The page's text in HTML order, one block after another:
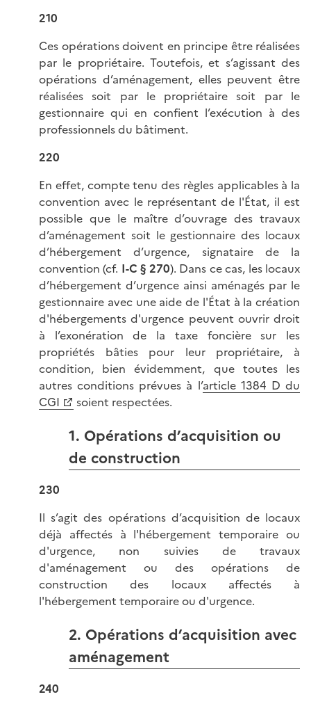
210
Ces opérations doivent en principe être réalisées
par le propriétaire. Toutefois, et s’agissant des
opérations d’aménagement, elles peuvent être
réalisées soit par le propriétaire soit par le
gestionnaire qui en confient l’exécution à des
professionnels du bâtiment.
220
En effet, compte tenu des règles applicables à la
convention avec le représentant de l'État, il est
possible que le maître d’ouvrage des travaux
d’aménagement soit le gestionnaire des locaux
d’hébergement d’urgence, signataire de la
convention (cf. I-C § 270). Dans ce cas, les locaux
d’hébergement d’urgence ainsi aménagés par le
gestionnaire avec une aide de l'État à la création
d'hébergements d'urgence peuvent ouvrir droit
à l’exonération de la taxe foncière sur les
propriétés bâties pour leur propriétaire, à
condition, bien évidemment, que toutes les
autres conditions prévues à l’article 1384 D du
CGI
soient respectées.
1. Opérations d’acquisition ou
de construction
230
Il s’agit des opérations d’acquisition de locaux
déjà affectés à l'hébergement temporaire ou
d'urgence, non suivies de travaux
d'aménagement ou des opérations de
construction des locaux affectés à
l'hébergement temporaire ou d'urgence.
2. Opérations d’acquisition avec
aménagement
240